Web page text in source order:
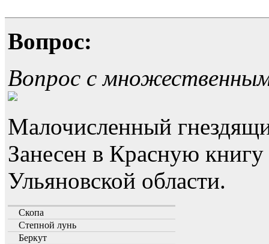
Вопрос:
Вопрос с
Малочисленный
Занесен в Красную
Ульяновской области.
Скопа
Степной лунь
Беркут